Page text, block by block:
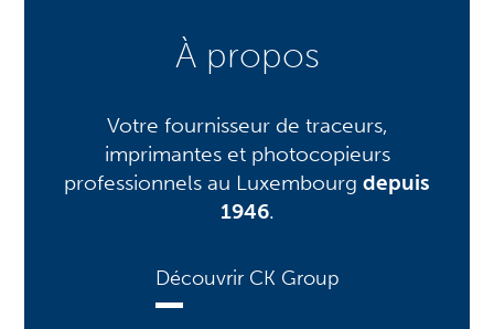
À propos
Votre fournisseur de traceurs,
imprimantes et photocopieurs
professionnels au Luxembourg depuis
1946.
Découvrir CK Group